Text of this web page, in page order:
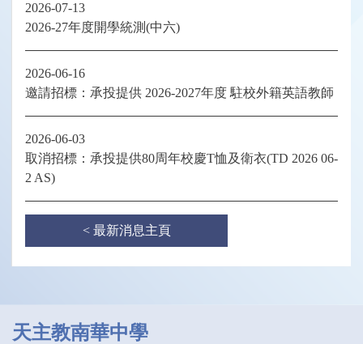
2026-07-13
2026-27年度開學統測(中六)
2026-06-16
邀請招標：承投提供 2026-2027年度 駐校外籍英語教師
2026-06-03
取消招標：承投提供80周年校慶T恤及衛衣(TD 2026 06-
2 AS)
< 最新消息主頁
天主教南華中學